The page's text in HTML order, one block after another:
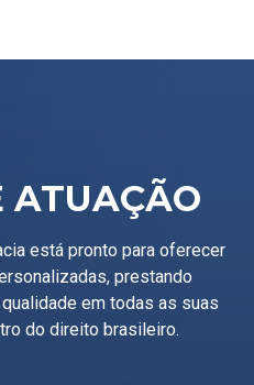
ATUAÇÃO
está pronto para oferecer
prestando
em todas as suas
do direito brasileiro.